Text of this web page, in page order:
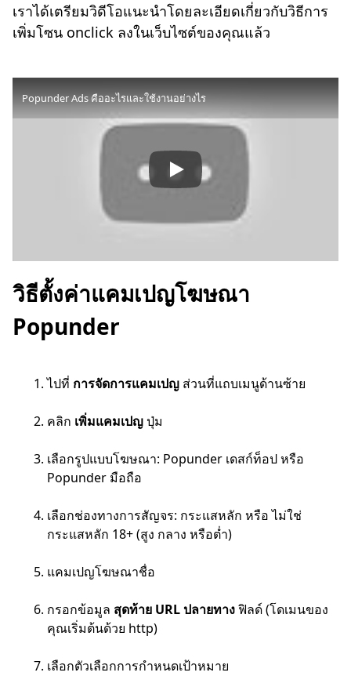
เราได้เตรียมวิดีโอแนะนำโดยละเอียดเกี่ยวกับวิธีการ
เพิ่มโซน onclick ลงในเว็บไซต์ของคุณแล้ว
Popunder Ads คืออะไรและใช้งานอย่างไร
วิธีตั้งค่าแคมเปญโฆษณา
Popunder
ไปที่ การจัดการแคมเปญ ส่วนที่แถบเมนูด้านซ้าย
คลิก เพิ่มแคมเปญปุ่ม
เลือกรูปแบบโฆษณา: Popunder เดสก์ท็อป หรือ
Popunder มือถือ
เลือกช่องทางการสัญจร: กระแสหลัก หรือ ไม่ใช่
กระแสหลัก 18+ (สูง กลาง หรือต่ำ)
แคมเปญโฆษณาชื่อ
กรอกข้อมูล สุดท้าย URL ปลายทางฟิลด์ (โดเมนของ
คุณเริ่มต้นด้วย http)
เลือกตัวเลือกการกำหนดเป้าหมาย